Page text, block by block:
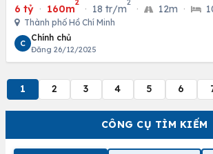
CÔNG CỤ TÌM KIẾM
6 tỷ · 160m
2
· 18 tr/m
2
· 12m ·
Thành phố Hồ Chí Minh
C
Chính chủ
Đăng 26/12/2025
1 2 3 4 5 6